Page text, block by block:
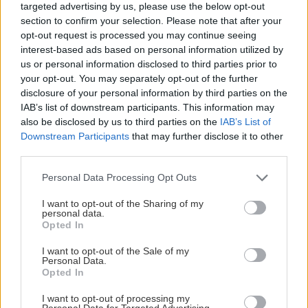
targeted advertising by us, please use the below opt-out
section to confirm your selection. Please note that after your
opt-out request is processed you may continue seeing
interest-based ads based on personal information utilized by
us or personal information disclosed to third parties prior to
your opt-out. You may separately opt-out of the further
disclosure of your personal information by third parties on the
IAB’s list of downstream participants. This information may
also be disclosed by us to third parties on the IAB’s List of
Downstream Participants that may further disclose it to other
Please note that this website/app uses one or more Google
not limited to your visit or usage behaviour. You may click to
grant or deny consent to Google and its third-party tags to
use your data for below specified purposes in below Google
consent section.
Personal Data Processing Opt Outs
I want to opt-out of the Sharing of my
personal data.
Opted In
I want to opt-out of the Sale of my
Personal Data.
Opted In
I want to opt-out of processing my
κεράσματα – όλα σχεδιασμένα για να περάσουν
αξέχαστα και οι γονείς και τα παιδιά.